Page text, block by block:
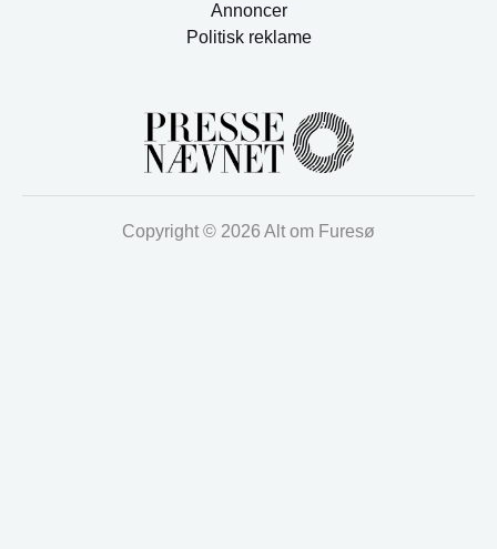
Annoncer
Politisk reklame
Copyright © 2026 Alt om Furesø